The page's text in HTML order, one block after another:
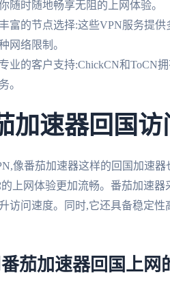
随时随地畅享无阻的上网体验。
丰富的节点选择:这些VPN服务提
网络限制。
专业的客户支持:ChickCN和ToCN
务。
加速器回国访
像番茄加速器这样的回国加速
上网体验更加流畅。番茄加速
访问速度。同时,它还具备稳定
茄加速器回国上网